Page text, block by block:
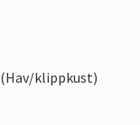
klippkust)